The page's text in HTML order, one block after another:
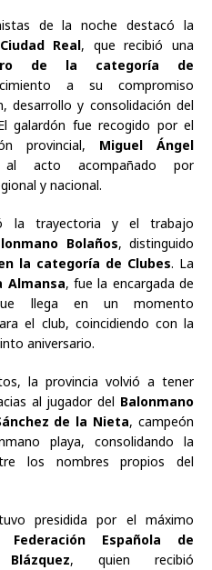
de la noche destacó la
Real, que recibió una
de la categoría de
a su compromiso
desarrollo y consolidación del
galardón fue recogido por el
provincial, Miguel Ángel
acto acompañado por
y nacional.
la trayectoria y el trabajo
Bolaños, distinguido
la categoría de Clubes. La
Almansa, fue la encargada de
llega en un momento
el club, coincidiendo con la
aniversario.
la provincia volvió a tener
al jugador del Balonmano
de la Nieta, campeón
playa, consolidando la
los nombres propios del
presidida por el máximo
Federación Española de
, quien recibió